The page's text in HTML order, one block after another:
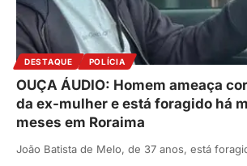
DESTAQUE POLÍCIA
OUÇA ÁUDIO: Homem ameaça
da ex-mulher e está foragido há
meses em Roraima
João Batista de Melo, de 37 anos, está